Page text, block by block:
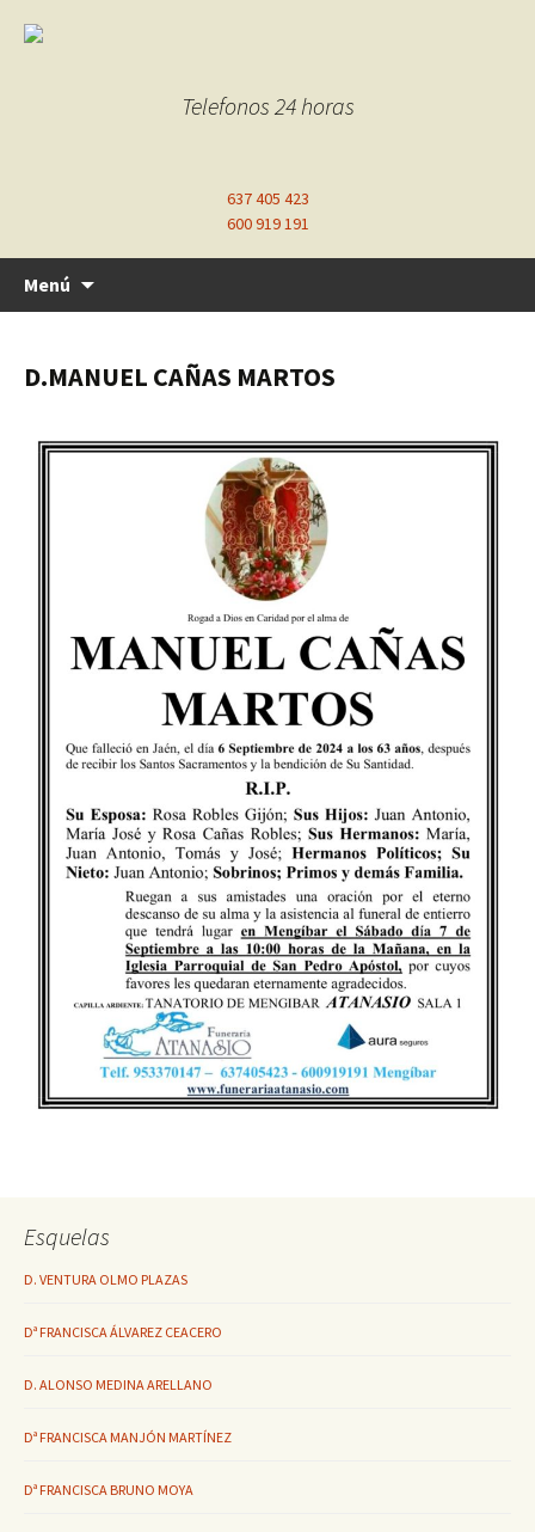
Telefonos 24 horas
637 405 423
600 919 191
Menú
D.MANUEL CAÑAS MARTOS
Esquelas
D. VENTURA OLMO PLAZAS
Dª FRANCISCA ÁLVAREZ CEACERO
D. ALONSO MEDINA ARELLANO
Dª FRANCISCA MANJÓN MARTÍNEZ
Dª FRANCISCA BRUNO MOYA